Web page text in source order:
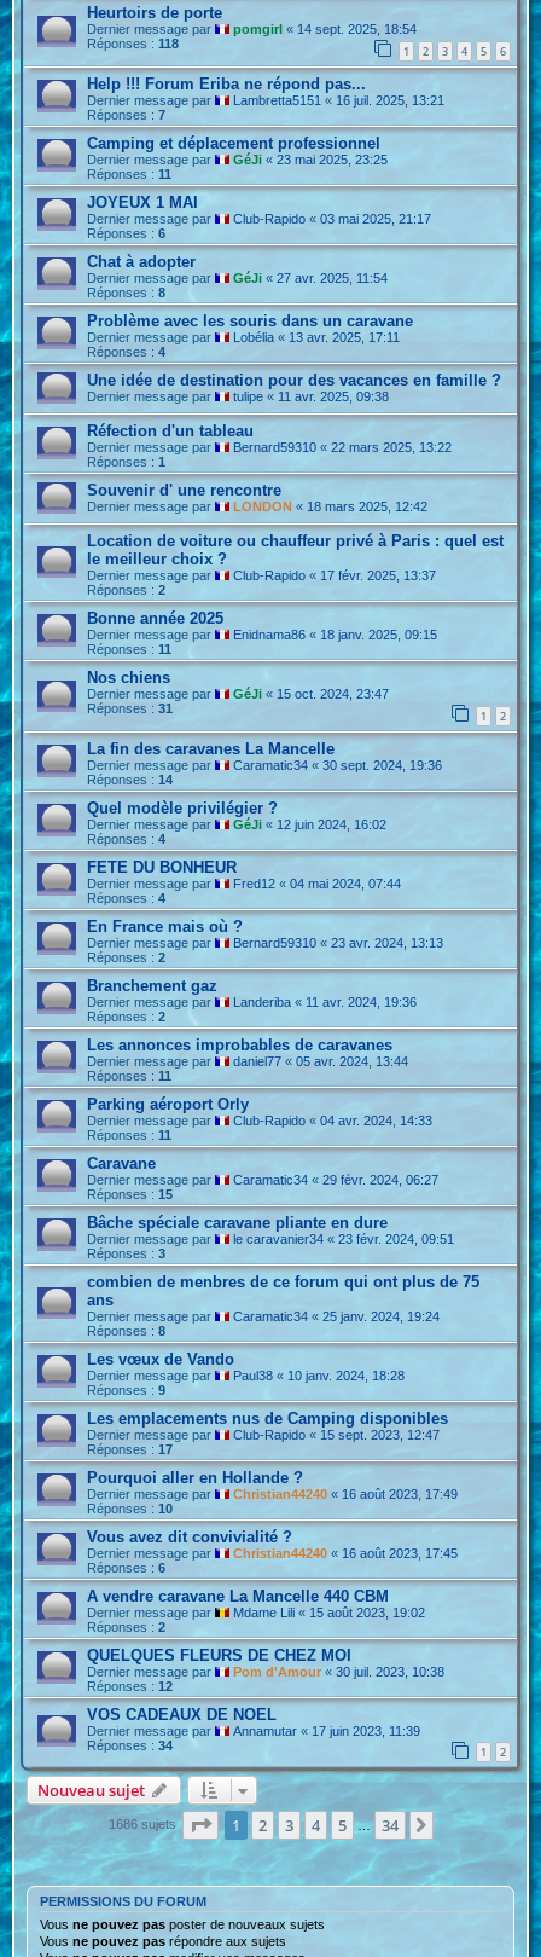
Heurtoirs de porte
Dernier message par pomgirl « 14 sept. 2025, 18:54
Réponses :118 1 2 3 4 5 6
Help !!! Forum Eriba ne répond pas...
Dernier message par Lambretta5151 « 16 juil. 2025, 13:21
Réponses :7
Camping et déplacement professionnel
Dernier message par GéJi «23 mai 2025, 23:25
Réponses :11
JOYEUX 1 MAI
Dernier message par Club-Rapido «03 mai 2025, 21:17
Réponses :6
Chat à adopter
Dernier message par GéJi «27 avr. 2025, 11:54
Réponses :8
Problème avec les souris dans un caravane
Dernier message par Lobélia « 13 avr. 2025, 17:11
Réponses :4
Une idée de destination pour des vacances en famille ?
Dernier message par tulipe « 11 avr. 2025, 09:38
Réfection d'un tableau
Dernier message par Bernard59310 «22 mars 2025, 13:22
Réponses :1
Souvenir d' une rencontre
Dernier message par LONDON « 18 mars 2025, 12:42
Location de voiture ou chauffeur privé à Paris : quel est
le meilleur choix ?
Dernier message par Club-Rapido « 17 févr. 2025, 13:37
Réponses :2
Bonne année 2025
Dernier message par Enidnama86 « 18 janv. 2025, 09:15
Réponses :11
Nos chiens
Dernier message par GéJi « 15 oct. 2024, 23:47
Réponses :31 1 2
La fin des caravanes La Mancelle
Dernier message par Caramatic34 «30 sept. 2024, 19:36
Réponses :14
Quel modèle privilégier ?
Dernier message par GéJi « 12 juin 2024, 16:02
Réponses :4
FETE DU BONHEUR
Dernier message par Fred12 «04 mai 2024, 07:44
Réponses :4
En France mais où ?
Dernier message par Bernard59310 «23 avr. 2024, 13:13
Réponses :2
Branchement gaz
Dernier message par Landeriba « 11 avr. 2024, 19:36
Réponses :2
Les annonces improbables de caravanes
Dernier message par daniel77 «05 avr. 2024, 13:44
Réponses :11
Parking aéroport Orly
Dernier message par Club-Rapido «04 avr. 2024, 14:33
Réponses :11
Caravane
Dernier message par Caramatic34 «29 févr. 2024, 06:27
Réponses :15
Bâche spéciale caravane pliante en dure
Dernier message par le caravanier34 «23 févr. 2024, 09:51
Réponses :3
combien de menbres de ce forum qui ont plus de 75
ans
Dernier message par Caramatic34 «25 janv. 2024, 19:24
Réponses :8
Les vœux de Vando
Dernier message par Paul38 « 10 janv. 2024, 18:28
Réponses :9
Les emplacements nus de Camping disponibles
Dernier message par Club-Rapido « 15 sept. 2023, 12:47
Réponses :17
Pourquoi aller en Hollande ?
Dernier message par Christian44240 « 16 août 2023, 17:49
Réponses :10
Vous avez dit convivialité ?
Dernier message par Christian44240 « 16 août 2023, 17:45
Réponses :6
A vendre caravane La Mancelle 440 CBM
Dernier message par Mdame Lili « 15 août 2023, 19:02
Réponses :2
QUELQUES FLEURS DE CHEZ MOI
Dernier message par Pom d'Amour «30 juil. 2023, 10:38
Réponses :12
VOS CADEAUX DE NOEL
Dernier message par Annamutar « 17 juin 2023, 11:39
Réponses :34 1 2
Nouveau sujet
1686 sujets Page 1sur34
1 2 3 4 5 … 34 Suivante
PERMISSIONS DU FORUM
Vousne pouvez pas poster de nouveaux sujets
Vousne pouvez pas répondre aux sujets